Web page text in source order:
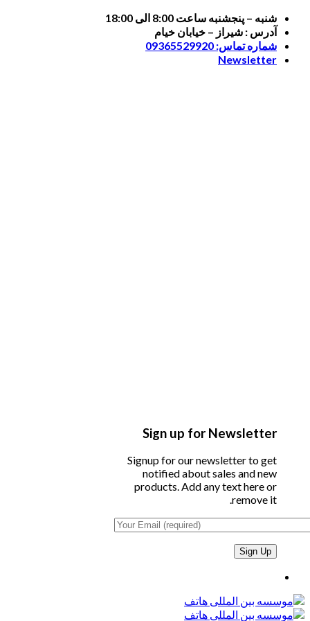
Skip
content
شنبه – پنجشنبه ساعت 8:00 الی 18:00
آدرس : شیراز – خیابان خیام
شماره تماس: 09365529920
Newsletter
Sign up for Newsletter
Signup for our newsletter to get
notified about sales and new
products. Add any text here or
remove it.